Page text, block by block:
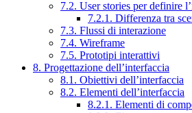
7.2. User stories per definire
7.2.1. Differenza tra
7.3. Flussi di interazione
7.4. Wireframe
7.5. Prototipi interattivi
8. Progettazione dell’interfaccia
8.1. Obiettivi dell’interfaccia
8.2. Elementi dell’interfaccia
8.2.1. Elementi di